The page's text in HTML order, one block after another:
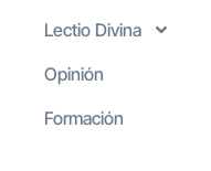
Lectio Divina
Opinión
Formación